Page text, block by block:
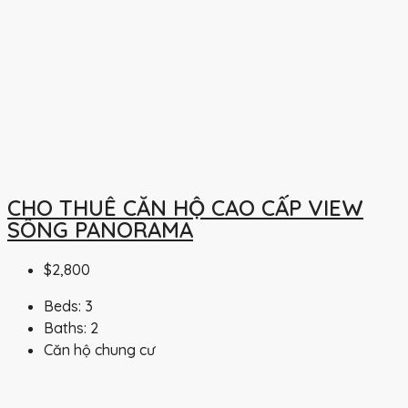
CHO THUÊ CĂN HỘ CAO CẤP VIEW
SÔNG PANORAMA
$2,800
Beds: 3
Baths: 2
Căn hộ chung cư